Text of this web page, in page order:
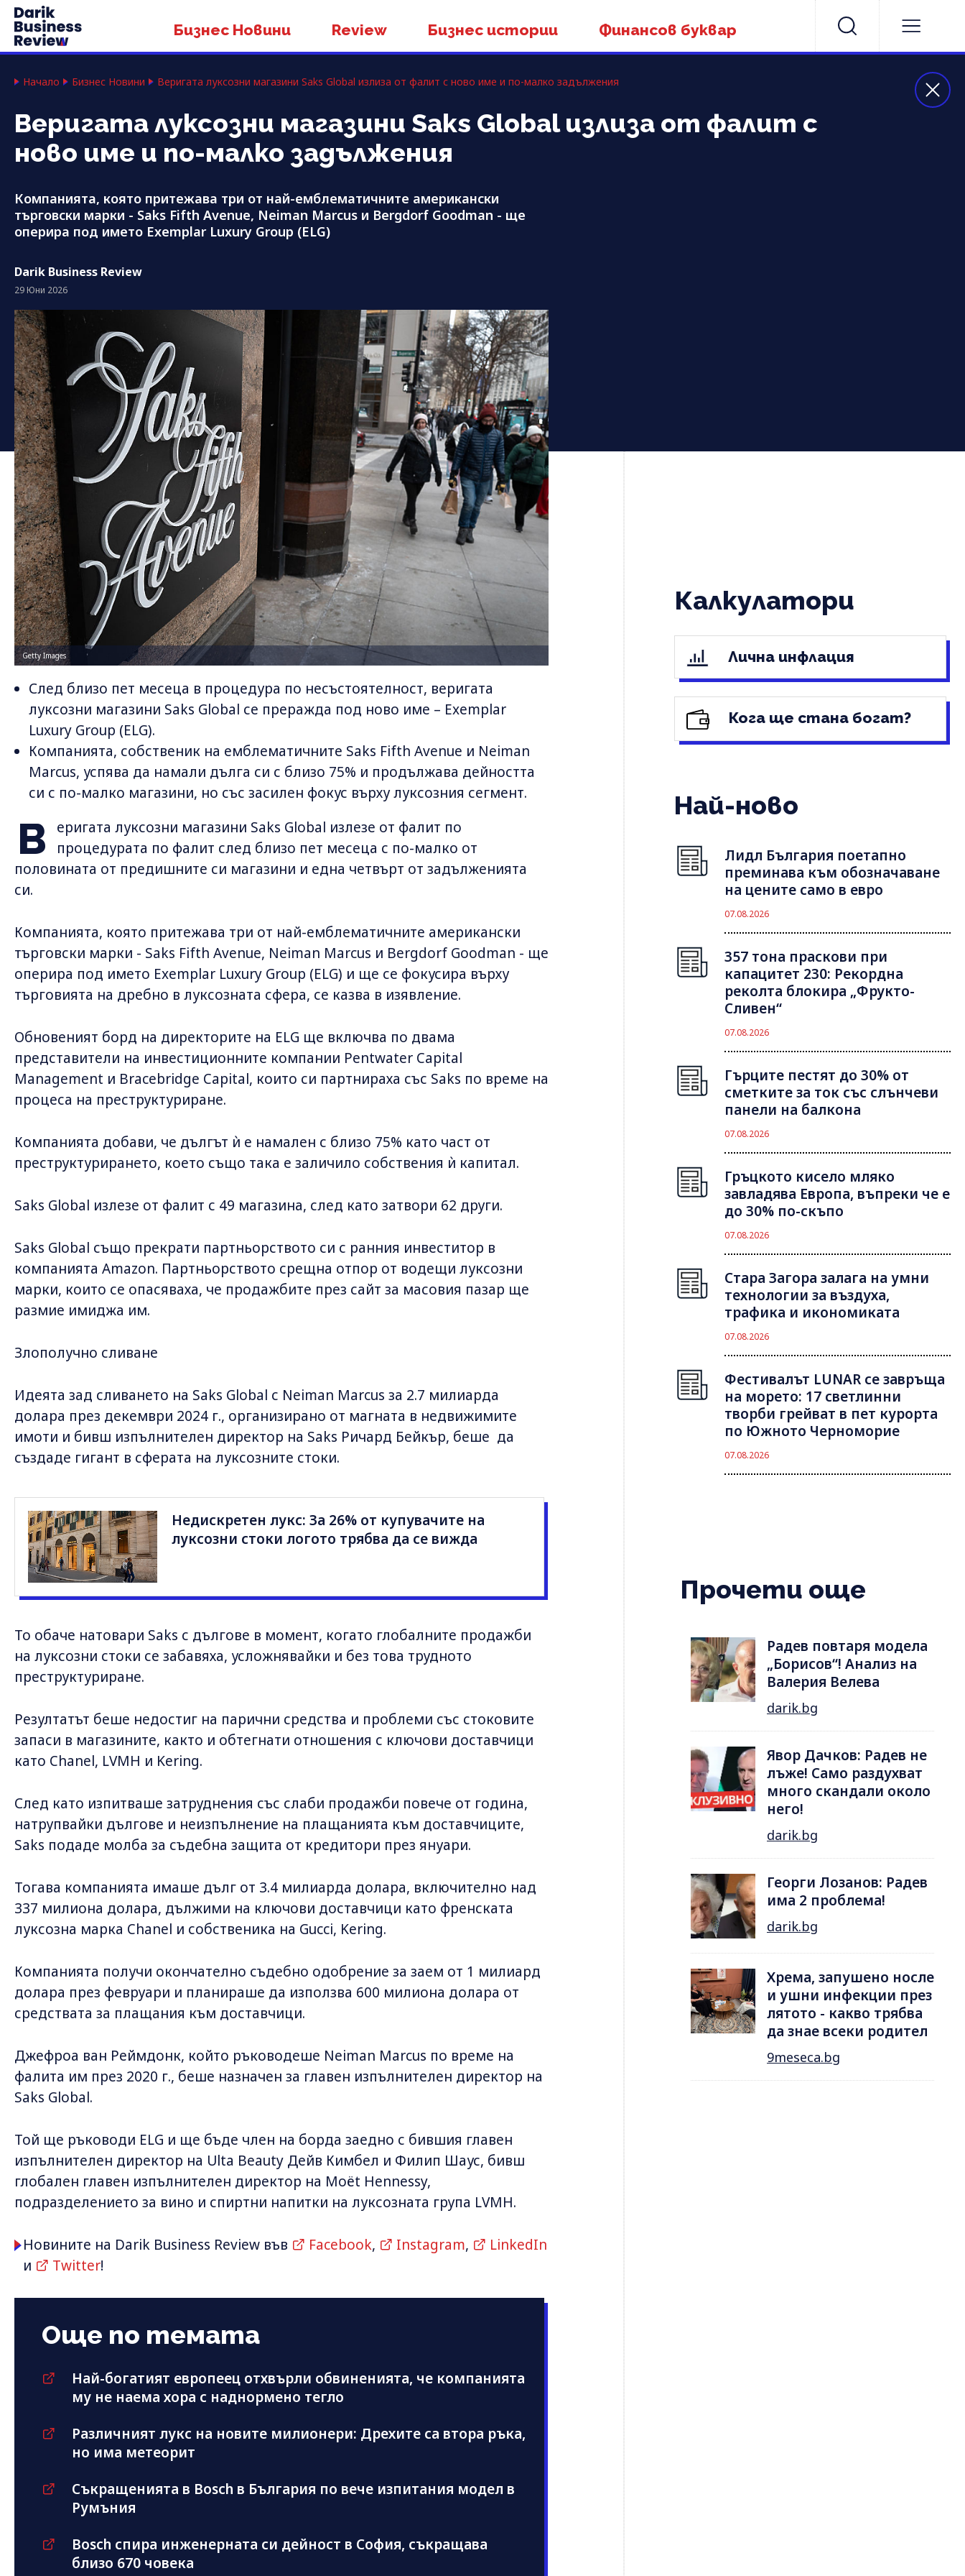
Бизнес Новини Review Бизнес истории Финансов буквар
Начало Бизнес Новини Веригата луксозни магазини Saks Global излиза от фалит с ново име и по-малко задължения
Веригата луксозни магазини Saks Global излиза от фалит с
ново име и по-малко задължения
Компанията, която притежава три от най-емблематичните американски
търговски марки - Saks Fifth Avenue, Neiman Marcus и Bergdorf Goodman - ще
оперира под името Exemplar Luxury Group (ELG)
Darik Business Review
29 Юни 2026
Getty Images
След близо пет месеца в процедура по несъстоятелност, веригата
луксозни магазини Saks Global се преражда под ново име – Exemplar
Luxury Group (ELG).
Компанията, собственик на емблематичните Saks Fifth Avenue и Neiman
Marcus, успява да намали дълга си с близо 75% и продължава дейността
си с по-малко магазини, но със засилен фокус върху луксозния сегмент.
В
еригата луксозни магазини Saks Global излезе от фалит по
процедурата по фалит след близо пет месеца с по-малко от
половината от предишните си магазини и една четвърт от задълженията
си.
Компанията, която притежава три от най-емблематичните американски
търговски марки - Saks Fifth Avenue, Neiman Marcus и Bergdorf Goodman - ще
оперира под името Exemplar Luxury Group (ELG) и ще се фокусира върху
търговията на дребно в луксозната сфера, се казва в изявление.
Обновеният борд на директорите на ELG ще включва по двама
представители на инвестиционните компании Pentwater Capital
Management и Bracebridge Capital, които си партнираха със Saks по време на
процеса на преструктуриране.
Компанията добави, че дългът ѝ е намален с близо 75% като част от
преструктурирането, което също така е заличило собствения ѝ капитал.
Saks Global излезе от фалит с 49 магазина, след като затвори 62 други.
Saks Global също прекрати партньорството си с ранния инвеститор в
компанията Amazon. Партньорството срещна отпор от водещи луксозни
марки, които се опасяваха, че продажбите през сайт за масовия пазар ще
размие имиджа им.
Злополучно сливане
Идеята зад сливането на Saks Global с Neiman Marcus за 2.7 милиарда
долара през декември 2024 г., организирано от магната в недвижимите
имоти и бивш изпълнителен директор на Saks Ричард Бейкър, беше ⁠ да
създаде гигант в сферата на луксозните стоки.
Недискретен лукс: За 26% от купувачите на
луксозни стоки логото трябва да се вижда
То обаче натовари Saks с дългове в момент, когато глобалните продажби
на луксозни стоки се забавяха, усложнявайки и без това трудното
преструктуриране.
Резултатът беше недостиг на парични средства и проблеми със стоковите
запаси в магазините, както и обтегнати отношения с ключови доставчици
като Chanel, LVMH и Kering.
След като изпитваше затруднения със слаби продажби повече от година,
натрупвайки дългове и неизпълнение на плащанията към доставчиците,
Saks ⁠подаде молба за съдебна защита от кредитори през януари.
Тогава компанията имаше дълг от 3.4 милиарда долара, включително над
337 милиона долара, дължими на ключови доставчици като френската
луксозна марка Chanel и собственика на Gucci, Kering.
Компанията получи окончателно съдебно одобрение за заем от 1 милиард
долара през февруари и планираше да използва 600 милиона долара от
средствата за плащания към доставчици.
Джефроа ван Реймдонк, който ръководеше Neiman Marcus по време на
фалита им през 2020 г., беше назначен за главен изпълнителен директор на
Saks Global.
Той ще ръководи ELG и ще бъде член на борда заедно с бившия главен
изпълнителен директор на Ulta Beauty Дейв Кимбел и Филип Шаус, бивш
глобален главен изпълнителен директор на Moët Hennessy,
подразделението за вино и спиртни напитки на луксозната група LVMH.
Новините на Darik Business Review във Facebook, Instagram,
LinkedIn
и
Twitter!
Още по темата
Най-богатият европеец отхвърли обвиненията, че компанията
му не наема хора с наднормено тегло
Различният лукс на новите милионери: Дрехите са втора ръка,
но има метеорит
Съкращенията в Bosch в България по вече изпитания модел в
Румъния
Bosch спира инженерната си дейност в София, съкращава
близо 670 човека
Калкулатори
Лична инфлация
Кога ще стана богат?
Най-ново
Лидл България поетапно
преминава към обозначаване
на цените само в евро
07.08.2026
357 тона праскови при
капацитет 230: Рекордна
реколта блокира „Фрукто-
Сливен“
07.08.2026
Гърците пестят до 30% от
сметките за ток със слънчеви
панели на балкона
07.08.2026
Гръцкото кисело мляко
завладява Европа, въпреки че е
до 30% по-скъпо
07.08.2026
Стара Загора залага на умни
технологии за въздуха,
трафика и икономиката
07.08.2026
Фестивалът LUNAR се завръща
на морето: 17 светлинни
творби грейват в пет курорта
по Южното Черноморие
07.08.2026
Прочети още
Радев повтаря модела
„Борисов“! Анализ на
Валерия Велева
darik.bg
Явор Дачков: Радев не
лъже! Само раздухват
много скандали около
него!
darik.bg
Георги Лозанов: Радев
има 2 проблема!
darik.bg
Хрема, запушено носле
и ушни инфекции през
лятотo - какво трябва
да знае всеки родител
9meseca.bg